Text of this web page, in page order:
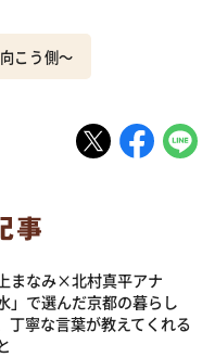
こう側～
まなみ×北村真平アナ
水」で選んだ京都の暮らし
丁寧な言葉が教えてくれる